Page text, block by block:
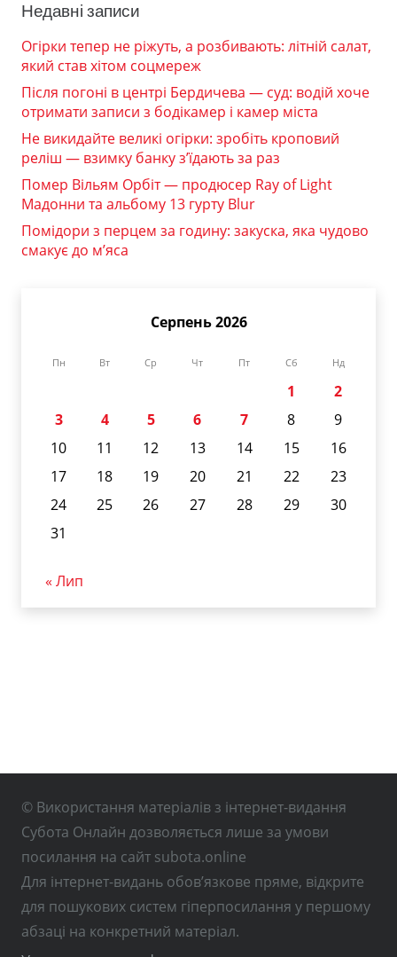
Недавні записи
Огірки тепер не ріжуть, а розбивають: літній салат,
який став хітом соцмереж
Після погоні в центрі Бердичева — суд: водій хоче
отримати записи з бодікамер і камер міста
Не викидайте великі огірки: зробіть кроповий
реліш — взимку банку з’їдають за раз
Помер Вільям Орбіт — продюсер Ray of Light
Мадонни та альбому 13 гурту Blur
Помідори з перцем за годину: закуска, яка чудово
смакує до м’яса
Серпень 2026
Пн Вт Ср Чт Пт Сб Нд
1
2
3
4 5 6 7 8
9
10
11 12 13 14 15
16
17
18 19 20 21 22
23
24
25 26 27 28 29
30
31
« Лип
© Використання матеріалів з інтернет-видання
Субота Онлайн дозволяється лише за умови
посилання на сайт subota.online
Для інтернет-видань обов’язкове пряме, відкрите
для пошукових систем гіперпосилання у першому
абзаці на конкретний матеріал.